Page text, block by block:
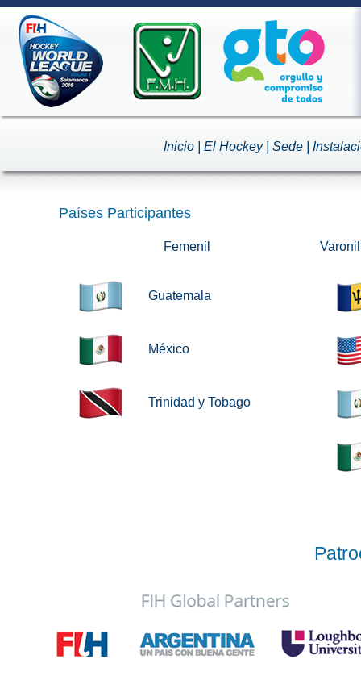
Inicio El Hockey| Sede
Países Participantes
Femenil Varonil
Guatemala
México
Trinidad y Tobago